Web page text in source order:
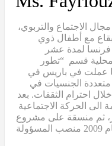
الاجتماع والتربوي،
مع أطفال ذوي
لمدة عشر
قسم “تطور
عملت في باريس في
الجنسيات في
احترام الثقفات. بعد
الى الحركة الاجتماعية
ثم منسقة على مشروع
الحد التسرب المدرسي. تتولى منذ عام 2009 منصب المسؤولة